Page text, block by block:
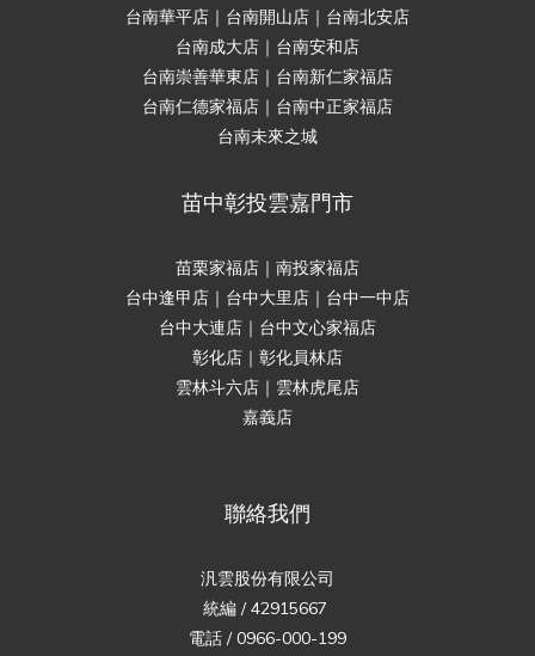
台南華平店｜台南開山店｜台南北安店
台南成大店｜台南安和店
台南崇善華東店｜台南新仁家福店
台南仁德家福店｜台南中正家福店
台南未來之城
苗中彰投雲嘉門市
苗栗家福店｜南投家福店
台中逢甲店｜台中大里店｜台中一中店
台中大連店｜台中文心家福店
彰化店｜彰化員林店
雲林斗六店｜雲林虎尾店
嘉義店
聯絡我們
汎雲股份有限公司
統編 / 42915667
電話 / 0966-000-199